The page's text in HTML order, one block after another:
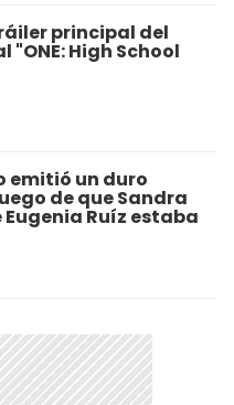
principal del
High School
emitió un duro
de que Sandra
Ruíz estaba